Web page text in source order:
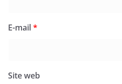
E-mail*
Site web